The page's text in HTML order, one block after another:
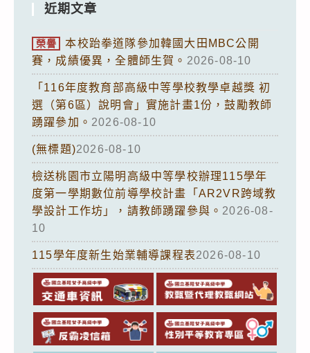
近期文章
榮譽
本校跆拳道隊參加韓國大田MBC公開
賽，成績優異，全體師生賀。 2026-08-10
「116年度教育部高級中等學校教學卓越獎 初
選（第6區）說明會」實施計畫1份，鼓勵教師
踴躍參加。 2026-08-10
(無標題)2026-08-10
檢送桃園市立陽明高級中等學校辦理115學年
度第一學期數位前導學校計畫「AR2VR跨域教
學設計工作坊」，請教師踴躍參與。 2026-08-
10
115學年度新生始業輔導課程表2026-08-10